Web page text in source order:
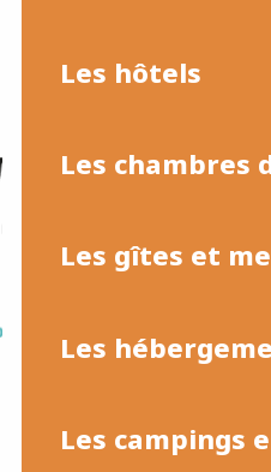
Les hôtels
Les chambres
Les gîtes et
Les
Les campings